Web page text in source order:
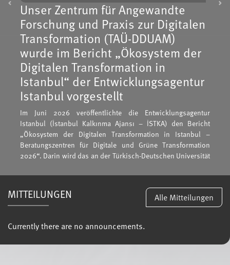
Unser Zentrum für Angewandte
Forschung und Praxis zur Digitalen
Transformation (TAÜ-DDUAM)
wurde im Bericht „Ökosystem der
Digitalen Transformation in
Istanbul“ der Entwicklungsagentur
Istanbul vorgestellt
Im Juni 2026 veröffentlichte die Entwicklungsagentur
Istanbul (İstanbul Kalkınma Ajansı – İSTKA) den Bericht
„Ökosystem der Digitalen Transformation in Istanbul –
Beratungszentren für Digitale und Grüne Transformation
2026“. Darin wird das an der Türkisch-Deutschen Universität
Digitalen Transformation (DDUAM) als einer der bedeutenden
Previous
MITTEILUNGEN Alle Mitteilungen
Currently there are no announcements.